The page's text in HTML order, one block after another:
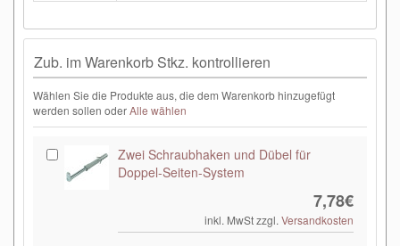
Zub. im Warenkorb Stkz. kontrollieren
Wählen Sie die Produkte aus, die dem Warenkorb hinzugefügt
werden sollen oderAlle wählen
Zwei Schraubhaken und Dübel für
Doppel-Seiten-System
7,78€
inkl. MwSt zzgl.Versandkosten